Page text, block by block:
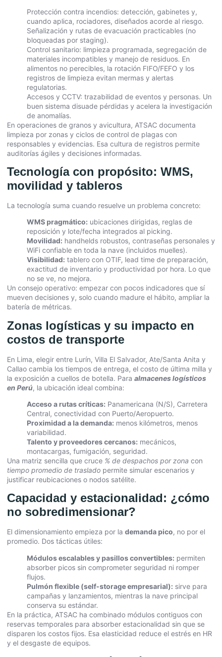
Protección contra incendios: detección, gabinetes y,
cuando aplica, rociadores, diseñados acorde al riesgo.
Señalización y rutas de evacuación practicables (no
bloqueadas por staging).
Control sanitario: limpieza programada, segregación de
materiales incompatibles y manejo de residuos. En
alimentos no perecibles, la rotación FIFO/FEFO y los
registros de limpieza evitan mermas y alertas
regulatorias.
Accesos y CCTV: trazabilidad de eventos y personas. Un
buen sistema disuade pérdidas y acelera la investigación
de anomalías.
En operaciones de granos y avicultura, ATSAC documenta
limpieza por zonas y ciclos de control de plagas con
responsables y evidencias. Esa cultura de registros permite
auditorías ágiles y decisiones informadas.
Tecnología con propósito: WMS,
movilidad y tableros
La tecnología suma cuando resuelve un problema concreto:
WMS pragmático: ubicaciones dirigidas, reglas de
reposición y lote/fecha integrados al picking.
Movilidad: handhelds robustos, contraseñas personales y
WiFi confiable en toda la nave (incluidos muelles).
Visibilidad: tablero con OTIF, lead time de preparación,
exactitud de inventario y productividad por hora. Lo que
no se ve, no mejora.
Un consejo operativo: empezar con pocos indicadores que sí
mueven decisiones y, solo cuando madure el hábito, ampliar la
batería de métricas.
Zonas logísticas y su impacto en
costos de transporte
En Lima, elegir entre Lurín, Villa El Salvador, Ate/Santa Anita y
Callao cambia los tiempos de entrega, el costo de última milla y
la exposición a cuellos de botella. Para almacenes logísticos
en Perú, la ubicación ideal combina:
Acceso a rutas críticas: Panamericana (N/S), Carretera
Central, conectividad con Puerto/Aeropuerto.
Proximidad a la demanda: menos kilómetros, menos
variabilidad.
Talento y proveedores cercanos: mecánicos,
montacargas, fumigación, seguridad.
Una matriz sencilla que cruce % de despachos por zona con
tiempo promedio de traslado permite simular escenarios y
justificar reubicaciones o nodos satélite.
Capacidad y estacionalidad: ¿cómo
no sobredimensionar?
El dimensionamiento empieza por la demanda pico, no por el
promedio. Dos tácticas útiles:
Módulos escalables y pasillos convertibles: permiten
absorber picos sin comprometer seguridad ni romper
flujos.
Pulmón flexible (self-storage empresarial): sirve para
campañas y lanzamientos, mientras la nave principal
conserva su estándar.
En la práctica, ATSAC ha combinado módulos contiguos con
reservas temporales para absorber estacionalidad sin que se
disparen los costos fijos. Esa elasticidad reduce el estrés en HR
y el desgaste de equipos.